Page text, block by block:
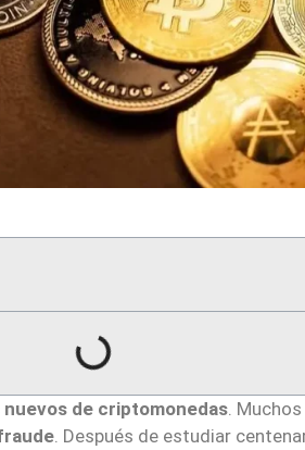
de criptomonedas .
. Después de estudiar